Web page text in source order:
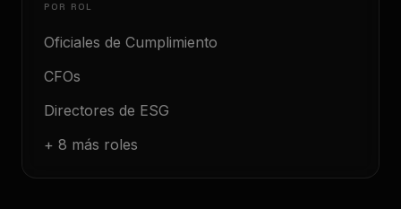
POR ROL
Oficiales de Cumplimiento
CFOs
Directores de ESG
+ 8 más roles